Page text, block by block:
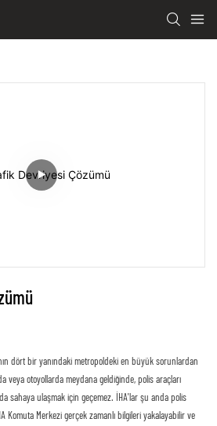
dört bir yanındaki metropoldeki en büyük sorunlardan
veya otoyollarda meydana geldiğinde, polis araçları
sahaya ulaşmak için geçemez. İHA'lar şu anda polis
Merkezi gerçek zamanlı bilgileri yakalayabilir ve